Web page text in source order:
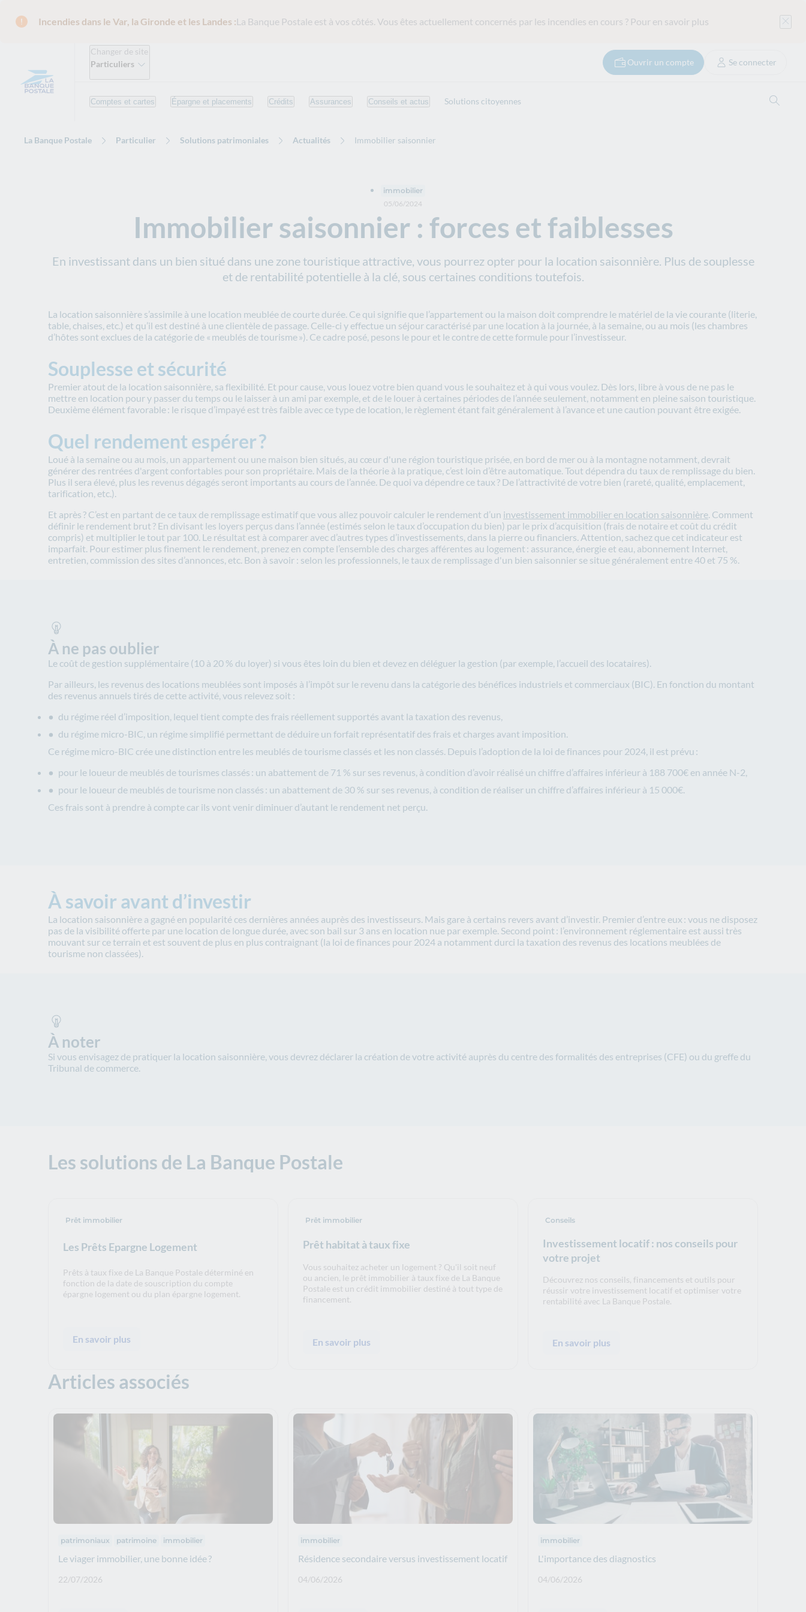
Incendies dans le Var, la Gironde et les Landes :La Banque Postale est à vos côtés. Vous êtes actuellement concernés par les incendies en cours ? Pour en savoir plus
Changer de site
Particuliers
Ouvrir un compte Se connecter
Comptes et cartes Épargne et placements Crédits Assurances Conseils et actus Solutions citoyennes
La Banque Postale Particulier Solutions patrimoniales Actualités Immobilier saisonnier
Immobilier saisonnier : forces et faiblesses
05/06/2024
immobilier
En investissant dans un bien situé dans une zone touristique attractive, vous pourrez opter pour la location saisonnière. Plus de souplesse
et de rentabilité potentielle à la clé, sous certaines conditions toutefois.
La location saisonnière s’assimile à une location meublée de courte durée. Ce qui signifie que l’appartement ou la maison doit comprendre le matériel de la vie courante (literie,
table, chaises, etc.) et qu’il est destiné à une clientèle de passage. Celle-ci y effectue un séjour caractérisé par une location à la journée, à la semaine, ou au mois (les chambres
d’hôtes sont exclues de la catégorie de « meublés de tourisme »). Ce cadre posé, pesons le pour et le contre de cette formule pour l’investisseur.
Souplesse et sécurité
Premier atout de la location saisonnière, sa flexibilité. Et pour cause, vous louez votre bien quand vous le souhaitez et à qui vous voulez. Dès lors, libre à vous de ne pas le
mettre en location pour y passer du temps ou le laisser à un ami par exemple, et de le louer à certaines périodes de l’année seulement, notamment en pleine saison touristique.
Deuxième élément favorable : le risque d’impayé est très faible avec ce type de location, le règlement étant fait généralement à l’avance et une caution pouvant être exigée.
Quel rendement espérer ?
Loué à la semaine ou au mois, un appartement ou une maison bien situés, au cœur d'une région touristique prisée, en bord de mer ou à la montagne notamment, devrait
générer des rentrées d'argent confortables pour son propriétaire. Mais de la théorie à la pratique, c’est loin d’être automatique. Tout dépendra du taux de remplissage du bien.
Plus il sera élevé, plus les revenus dégagés seront importants au cours de l’année. De quoi va dépendre ce taux ? De l’attractivité de votre bien (rareté, qualité, emplacement,
tarification, etc.).
Et après ? C’est en partant de ce taux de remplissage estimatif que vous allez pouvoir calculer le rendement d’un investissement immobilier en location saisonnière. Comment
définir le rendement brut ? En divisant les loyers perçus dans l’année (estimés selon le taux d’occupation du bien) par le prix d’acquisition (frais de notaire et coût du crédit
compris) et multiplier le tout par 100. Le résultat est à comparer avec d’autres types d’investissements, dans la pierre ou financiers. Attention, sachez que cet indicateur est
imparfait. Pour estimer plus finement le rendement, prenez en compte l’ensemble des charges afférentes au logement : assurance, énergie et eau, abonnement Internet,
entretien, commission des sites d’annonces, etc. Bon à savoir : selon les professionnels, le taux de remplissage d'un bien saisonnier se situe généralement entre 40 et 75 %.
À ne pas oublier
Le coût de gestion supplémentaire (10 à 20 % du loyer) si vous êtes loin du bien et devez en déléguer la gestion (par exemple, l’accueil des locataires).
Par ailleurs, les revenus des locations meublées sont imposés à l’impôt sur le revenu dans la catégorie des bénéfices industriels et commerciaux (BIC). En fonction du montant
des revenus annuels tirés de cette activité, vous relevez soit :
du régime réel d’imposition, lequel tient compte des frais réellement supportés avant la taxation des revenus,
du régime micro-BIC, un régime simplifié permettant de déduire un forfait représentatif des frais et charges avant imposition.
Ce régime micro-BIC crée une distinction entre les meublés de tourisme classés et les non classés. Depuis l’adoption de la loi de finances pour 2024, il est prévu :
pour le loueur de meublés de tourismes classés : un abattement de 71 % sur ses revenus, à condition d’avoir réalisé un chiffre d’affaires inférieur à 188 700€ en année N-2,
pour le loueur de meublés de tourisme non classés : un abattement de 30 % sur ses revenus, à condition de réaliser un chiffre d’affaires inférieur à 15 000€.
Ces frais sont à prendre à compte car ils vont venir diminuer d’autant le rendement net perçu.
À savoir avant d’investir
La location saisonnière a gagné en popularité ces dernières années auprès des investisseurs. Mais gare à certains revers avant d’investir. Premier d’entre eux : vous ne disposez
pas de la visibilité offerte par une location de longue durée, avec son bail sur 3 ans en location nue par exemple. Second point : l’environnement réglementaire est aussi très
mouvant sur ce terrain et est souvent de plus en plus contraignant (la loi de finances pour 2024 a notamment durci la taxation des revenus des locations meublées de
tourisme non classées).
À noter
Si vous envisagez de pratiquer la location saisonnière, vous devrez déclarer la création de votre activité auprès du centre des formalités des entreprises (CFE) ou du greffe du
Tribunal de commerce.
Les solutions de La Banque Postale
Les Prêts Epargne Logement
Prêt immobilier
Prêts à taux fixe de La Banque Postale déterminé en
fonction de la date de souscription du compte
épargne logement ou du plan épargne logement.
En savoir plus
Prêt habitat à taux fixe
Prêt immobilier
Vous souhaitez acheter un logement ? Qu'il soit neuf
ou ancien, le prêt immobilier à taux fixe de La Banque
Postale est un crédit immobilier destiné à tout type de
financement.
En savoir plus
Investissement locatif : nos conseils pour
votre projet
Conseils
Découvrez nos conseils, financements et outils pour
réussir votre investissement locatif et optimiser votre
rentabilité avec La Banque Postale.
En savoir plus
Articles associés
Thématiques :
patrimoniaux patrimoine immobilier
Le viager immobilier, une bonne idée ?
Date de publication: :
22/07/2026
Thématiques : :
immobilier
Résidence secondaire versus investissement locatif
Date de publication: :
04/06/2026
Thématiques : :
immobilier
L'importance des diagnostics
Date de publication: :
04/06/2026